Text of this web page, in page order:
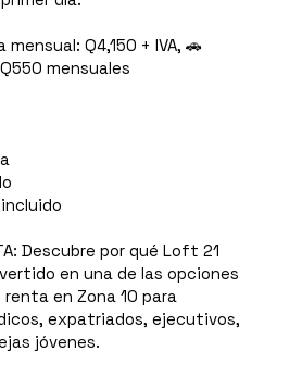
mensual: Q4,150 + IVA, 🚗
mensuales
Descubre por qué Loft 21
en una de las opciones
en Zona 10 para
expatriados, ejecutivos,
jóvenes.